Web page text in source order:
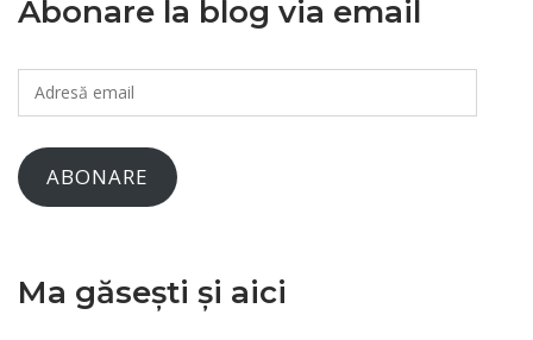
Abonare la blog via email
Adresă
email
ABONARE
Ma găsești și aici